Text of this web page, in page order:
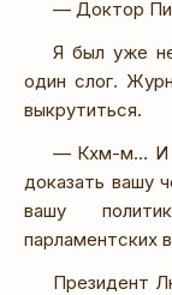
— Доктор
Я был уже
один слог.
выкрутиться.
— Кхм-м… И
доказать вашу
вашу
парламентских
Президент